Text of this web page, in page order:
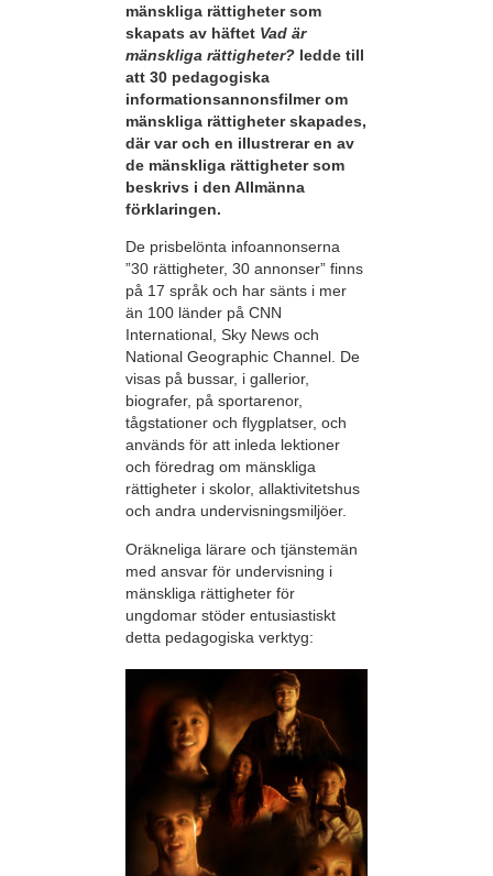
mänskliga rättigheter som
skapats av häftet Vad är
mänskliga rättigheter? ledde till
att 30 pedagogiska
informationsannonsfilmer om
mänskliga rättigheter skapades,
där var och en illustrerar en av
de mänskliga rättigheter som
beskrivs i den Allmänna
förklaringen.
De prisbelönta infoannonserna
”30 rättigheter, 30 annonser” finns
på 17 språk och har sänts i mer
än 100 länder på CNN
International, Sky News och
National Geographic Channel. De
visas på bussar, i gallerior,
biografer, på sportarenor,
tågstationer och flygplatser, och
används för att inleda lektioner
och föredrag om mänskliga
rättigheter i skolor, allaktivitetshus
och andra undervisningsmiljöer.
Oräkneliga lärare och tjänstemän
med ansvar för undervisning i
mänskliga rättigheter för
ungdomar stöder entusiastiskt
detta pedagogiska verktyg: